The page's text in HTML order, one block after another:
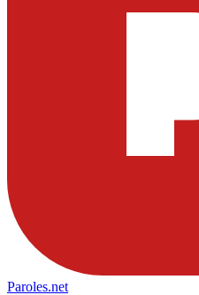
Paroles.net